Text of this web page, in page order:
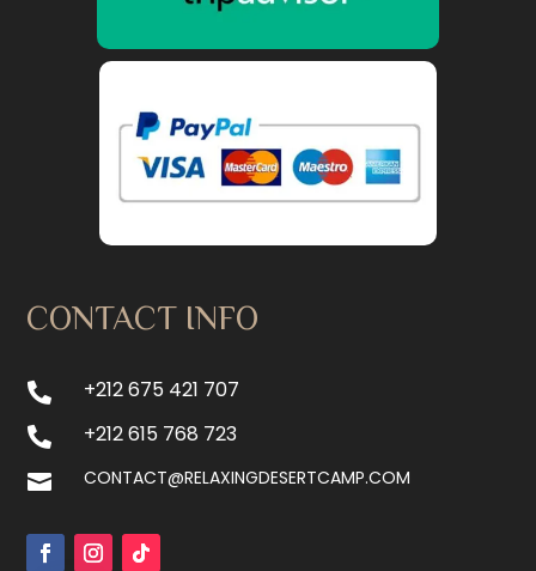
CONTACT INFO
 +212 675 421 707
 +212 615 768 723
 CONTACT@RELAXINGDESERTCAMP.COM